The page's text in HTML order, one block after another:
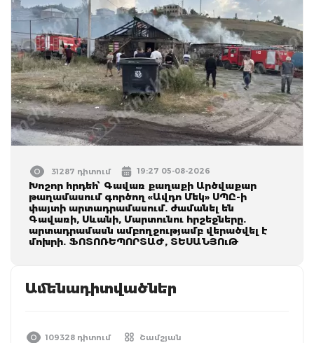
31287 դիտում 19:27 05-08-2026
Խոշոր հրդեհ՝ Գավառ քաղաքի Արծվաքար
թաղամասում գործող «Ավդո Մեկ» ՍՊԸ-ի
փայտի արտադրամասում. ժամանել են
Գավառի, Սևանի, Մարտունու հրշեջները.
արտադրամասն ամբողջությամբ վերածվել է
մոխրի. ՖՈՏՈՌԵՊՈՐՏԱԺ, ՏԵՍԱՆՅՈւԹ
Ամենադիտվածներ
109328 դիտում Շամշյան